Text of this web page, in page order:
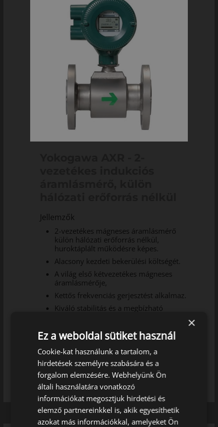
Jellemzők
2-vezetékes mágneses áramlásmérő
külön hálózati erőforrás nélkül,
huroktáplált működésre képes.
Alacsony kezdeti bekerülési költségét.
A világ első kétvezetékes mágneses
áramlásmérője,
Kettős frekvenciás gerjesztést alkalmaz.
Kiváló stabilitás és a megbízható
Felhasználóbarát funkciók.
SPECIFIKÁCIÓ
×
Ez a weboldal sütiket használ
Cookie-kat használunk a tartalom, a
hirdetések személyre szabására és a
forgalom elemzésére. Webhelyünk Ön
általi használatára vonatkozó
információkat megosztjuk hirdetési és
elemző partnereinkkel is, akik egyesíthetik
azokat más információkkal, amelyeket Ön